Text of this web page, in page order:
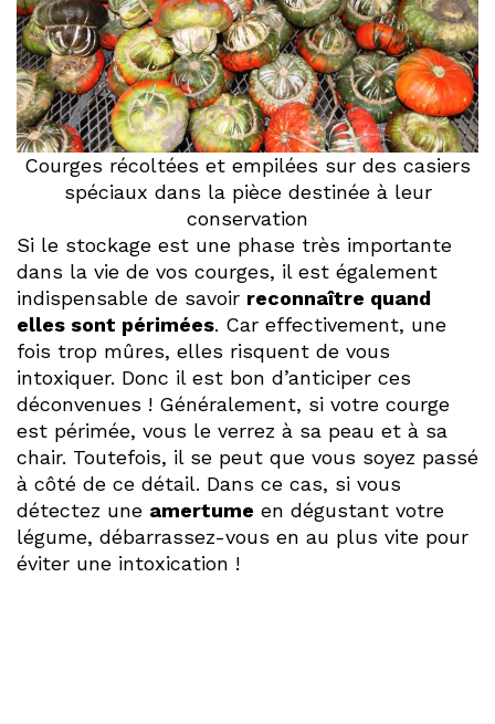
Courges récoltées et empilées sur des casiers
spéciaux dans la pièce destinée à leur
conservation
Si le stockage est une phase très importante
dans la vie de vos courges, il est également
indispensable de savoir reconnaître quand
elles sont périmées. Car effectivement, une
fois trop mûres, elles risquent de vous
intoxiquer. Donc il est bon d’anticiper ces
déconvenues ! Généralement, si votre courge
est périmée, vous le verrez à sa peau et à sa
chair. Toutefois, il se peut que vous soyez passé
à côté de ce détail. Dans ce cas, si vous
détectez une amertume en dégustant votre
légume, débarrassez-vous en au plus vite pour
éviter une intoxication !